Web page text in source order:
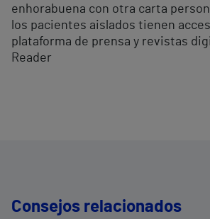
enhorabuena con otra carta
los pacientes aislados tienen
plataforma de prensa y revistas
Reader
Consejos relacionados